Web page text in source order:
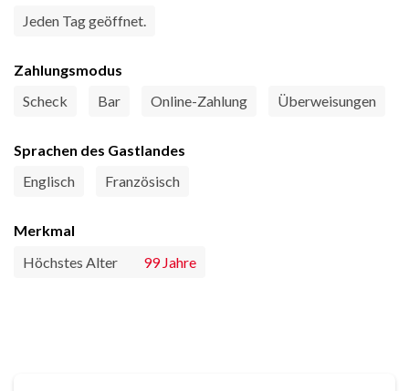
Jeden Tag geöffnet.
Zahlungsmodus
Scheck
Bar Online-Zahlung Überweisungen
Sprachen des Gastlandes
Englisch
Französisch
Merkmal
Höchstes Alter
99 Jahre